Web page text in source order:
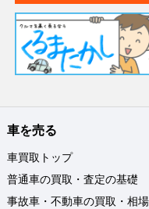
車を売る
車買取トップ
普通車の買取・査定の基礎
事故車・不動車の買取・相